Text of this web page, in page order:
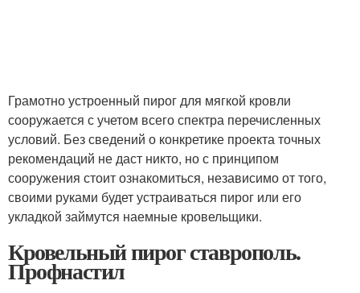
Грамотно устроенный пирог для мягкой кровли
сооружается с учетом всего спектра перечисленных
условий. Без сведений о конкретике проекта точных
рекомендаций не даст никто, но с принципом
сооружения стоит ознакомиться, независимо от того,
своими руками будет устраиваться пирог или его
укладкой займутся наемные кровельщики.
Кровельный пирог ставрополь.
Профнастил